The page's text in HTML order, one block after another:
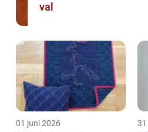
val
01 juni 2026 31